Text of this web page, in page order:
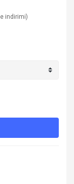
indirimi)